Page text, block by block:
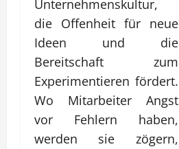
Unternehmenskultur,
die Offenheit für neue
Ideen und die
Bereitschaft zum
Experimentieren fördert.
Wo Mitarbeiter Angst
vor Fehlern haben,
werden sie zögern,